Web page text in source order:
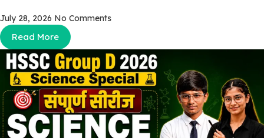
July 28, 2026 No Comments
Read More